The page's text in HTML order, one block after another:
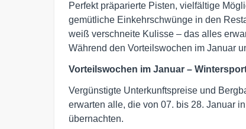
Perfekt präparierte Pisten, vielfältige
gemütliche Einkehrschwünge in den
weiß verschneite Kulisse – das alles
Während den Vorteilswochen im Januar
Vorteilswochen im Januar –
Vergünstigte Unterkunftspreise und
erwarten alle, die von 07. bis 28. Januar
übernachten.